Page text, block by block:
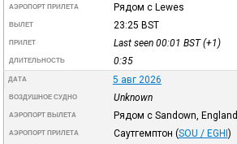
АЭРОПОРТ ПРИЛЕТА Рядом с Lewes
ВЫЛЕТ 23:25 BST
ПРИЛЕТ Last seen 00:01 BST(+1)
ДЛИТЕЛЬНОСТЬ 0:35
ДАТА 5 авг 2026
ВОЗДУШНОЕ СУДНО Unknown
АЭРОПОРТ ВЫЛЕТА Рядом с Sandown, England
АЭРОПОРТ ПРИЛЕТА Саутгемптон (SOU / EGHI)